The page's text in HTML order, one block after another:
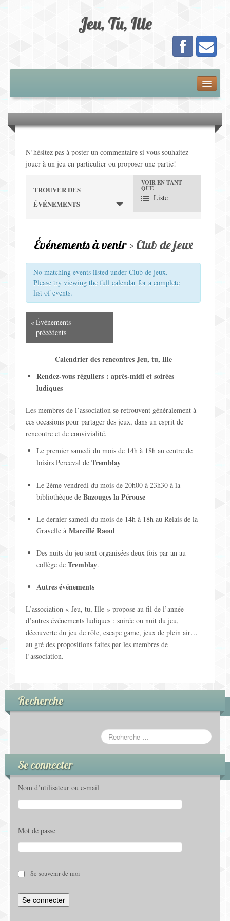
Jeu, Tu, Ille
Adhésion
Les Jeux
Jeux de Plateau
Jeux pour Enfants
Jeux de Rôle
Contact
N’hésitez pas à poster un commentaire si vous souhaitez
jouer à un jeu en particulier ou proposer une partie!
TROUVER DES
ÉVÉNEMENTS
N
i
g
o
n
a
l
a
ff
c
g
e
v
e
e
VOIR EN TANT
QUE
Liste
Événements à venir› Club de jeux
No matching events listed under Club de jeux.
Please try viewing the full calendar for a complete
list of events.
N
a
i
g
a
t
o
a
L
i
s
t
d
'
v
é
n
e
m
e
n
t
«Événements
précédents
Calendrier des rencontres Jeu, tu, Ille
Rendez-vous réguliers : après-midi et soirées
ludiques
Les membres de l’association se retrouvent généralement à
ces occasions pour partager des jeux, dans un esprit de
rencontre et de convivialité.
Le premier samedi du mois de 14h à 18h au centre de
loisirs Perceval de Tremblay
Le 2ème vendredi du mois de 20h00 à 23h30 à la
bibliothèque de Bazouges la Pérouse
Le dernier samedi du mois de 14h à 18h au Relais de la
Gravelle à Marcillé Raoul
Des nuits du jeu sont organisées deux fois par an au
collège de Tremblay.
Autres événements
L’association « Jeu, tu, Ille » propose au fil de l’année
d’autres événements ludiques : soirée ou nuit du jeu,
découverte du jeu de rôle, escape game, jeux de plein air…
au gré des propositions faites par les membres de
l’association.
Recherche
Se connecter
Nom d’utilisateur ou e-mail
Mot de passe
Se souvenir de moi